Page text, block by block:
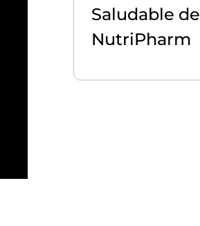
Saludable de
NutriPharm